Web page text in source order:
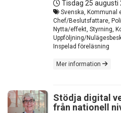
Tisdag 25 augusti
Svenska, Kommunal
Chef/Beslutsfattare,
Nytta/effekt, Styrning,
Uppföljning/
Inspelad föreläsning
Mer information
Stödja digital
från nationell